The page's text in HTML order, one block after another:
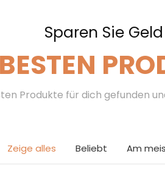
Sparen Sie
Produkte für dich gefunden
Zeige alles Beliebt Am